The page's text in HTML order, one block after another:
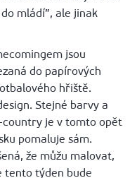
mládí”, ale jinak
jsou
do papírových
hřiště.
Stejné barvy a
country je v tomto opět
pomaluje sám.
že můžu malovat,
tento týden bude